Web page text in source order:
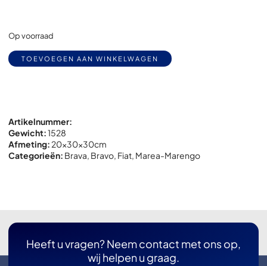
Op voorraad
TOEVOEGEN AAN WINKELWAGEN
Artikelnummer:
Gewicht:1528
Afmeting: 20x30x30cm
Categorieën: Brava Bravo Fiat Marea-Marengo
Heeft u vragen? Neem contact met ons op,
wij helpen u graag.